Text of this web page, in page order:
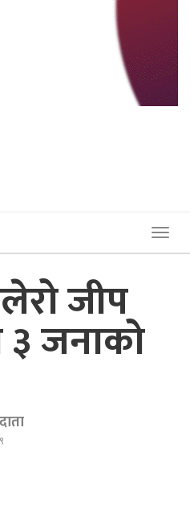
जीप
३ जनाको